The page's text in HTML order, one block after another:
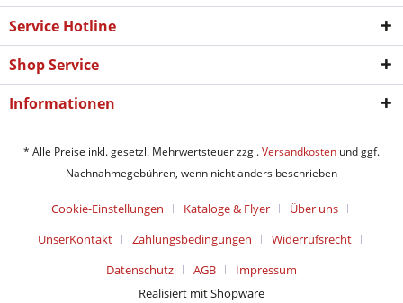
Service Hotline
Shop Service
Informationen
* Alle Preise inkl. gesetzl. Mehrwertsteuer zzgl.Versandkosten und ggf.
Nachnahmegebühren, wenn nicht anders beschrieben
Cookie-Einstellungen Kataloge & Flyer
Über uns
UnserKontakt
Zahlungsbedingungen
Widerrufsrecht
Datenschutz
AGB
Impressum
Realisiert mit Shopware